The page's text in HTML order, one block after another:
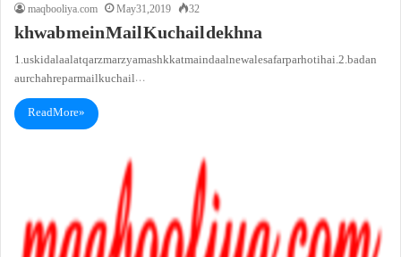
maqbooliya.com
May 31, 2019 32
khwab mein Mail Kuchail dekhna
1. uski dalaalat qarz marz ya mashkkat main daalne wale safar par hoti hai.2. badan
aur chahre par mail kuchail…
Read More »